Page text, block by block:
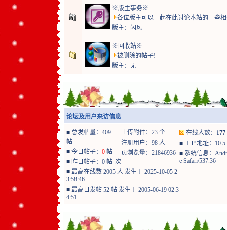
※版主事务※
各位版主可以一起在此讨论本站的一些
版主： 闪风
※回收站※
被删除的帖子!
版主：无
论坛及用户来访信息
■ 总发帖量：409
帖
■ 今日帖子： 0 帖
■ 昨日帖子：0 帖
上传附件：23 个
注册用户：98 人
页浏览量：21846936
次
■ 最高在线数 2005 人 发生于 2025-10-05 2
3:58:46
■ 最高日发帖 52 帖 发生于 2005-06-19 02:3
4:51
在线人数： 177
■ ＩＰ地址：
■ 系统信息：
e Safari/537.36